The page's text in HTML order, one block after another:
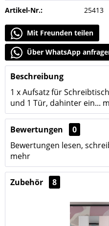
Artikel-Nr.: 25413
Mit Freunden teilen
Über WhatsApp
Beschreibung
1 x Aufsatz für
und 1 Tür, dahinter ein...
Bewertungen
0
Bewertungen lesen,
mehr
Zubehör 8